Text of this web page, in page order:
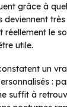
grâce à
deviennent
réellement le
utile.
un
:
suffit à